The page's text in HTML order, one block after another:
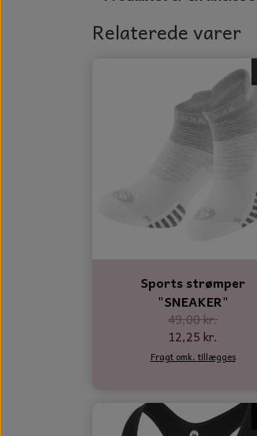
Relaterede varer
Sports strømper
"SNEAKER"
49,00 kr.
12,25 kr.
Fragt omk. tillægges